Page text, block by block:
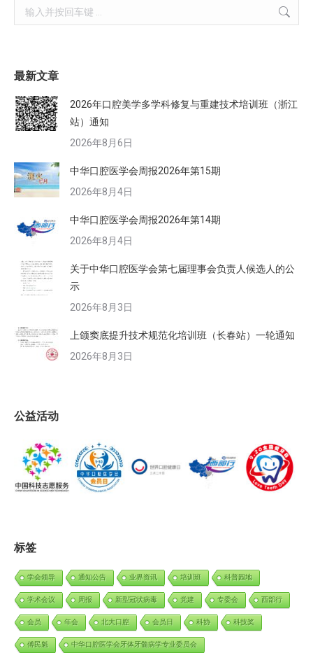
Search:
最新文章
2026年口腔美学多学科修复与重建技术培训班（浙江
站）通知
2026年8月6日
中华口腔医学会周报2026年第15期
2026年8月4日
中华口腔医学会周报2026年第14期
2026年8月4日
关于中华口腔医学会第七届理事会负责人候选人的公
示
2026年8月3日
上颌窦底提升技术规范化培训班（长春站）一轮通知
2026年8月3日
公益活动
标签
学会领导 通知公告 业界资讯 培训班 科普园地
学术会议 周报 新型冠状病毒 党建 专委会 西部行
会员 年会 北大口腔 会员日 科协 科技奖
傅民魁 中华口腔医学会牙体牙髓病学专业委员会